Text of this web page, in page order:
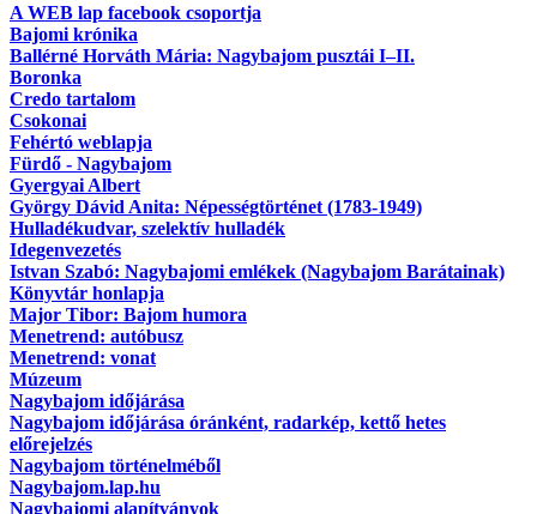
A WEB lap facebook csoportja
Bajomi krónika
Ballérné Horváth Mária: Nagybajom pusztái I–II.
Boronka
Credo tartalom
Csokonai
Fehértó weblapja
Fürdő - Nagybajom
Gyergyai Albert
György Dávid Anita: Népességtörténet (1783-1949)
Hulladékudvar, szelektív hulladék
Idegenvezetés
Istvan Szabó: Nagybajomi emlékek (Nagybajom Barátainak)
Könyvtár honlapja
Major Tibor: Bajom humora
Menetrend: autóbusz
Menetrend: vonat
Múzeum
Nagybajom időjárása
Nagybajom időjárása óránként, radarkép, kettő hetes
előrejelzés
Nagybajom történelméből
Nagybajom.lap.hu
Nagybajomi alapítványok